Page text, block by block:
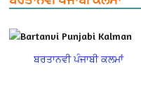
ਬਰਤਾਨਵੀ ਪੰਜਾਬੀ ਕਲਮਾਂ